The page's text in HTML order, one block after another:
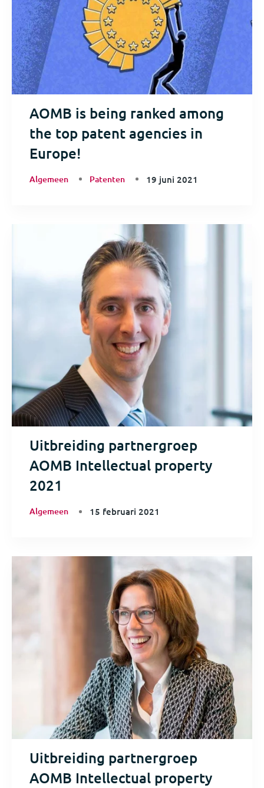
AOMB is being ranked among
the top patent agencies in
Europe!
Algemeen Patenten 19 juni 2021
Uitbreiding partnergroep
AOMB Intellectual property
2021
Algemeen 15 februari 2021
Uitbreiding partnergroep
AOMB Intellectual property